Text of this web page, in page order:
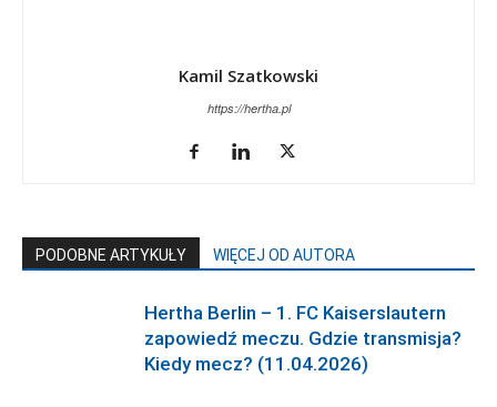
Kamil Szatkowski
https://hertha.pl
PODOBNE ARTYKUŁY WIĘCEJ OD AUTORA
Hertha Berlin – 1. FC Kaiserslautern
zapowiedź meczu. Gdzie transmisja?
Kiedy mecz? (11.04.2026)